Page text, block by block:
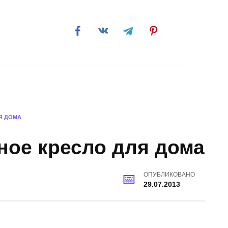
ДОМА
кресло для дома
ОПУБЛИКОВАНО
29.07.2013